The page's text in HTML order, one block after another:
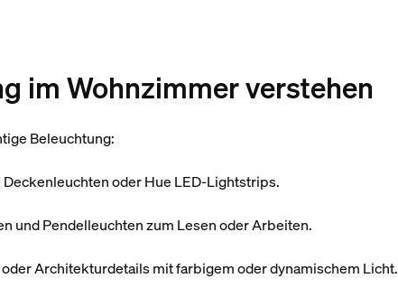
im Wohnzimmer verstehen
Beleuchtung:
oder Hue LED-Lightstrips.
und Pendelleuchten zum Lesen oder Arbeiten.
Architekturdetails mit farbigem oder dynamischem Licht.